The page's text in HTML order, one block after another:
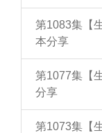
第1083集【
本分享
第1077集【
分享
第1073集【